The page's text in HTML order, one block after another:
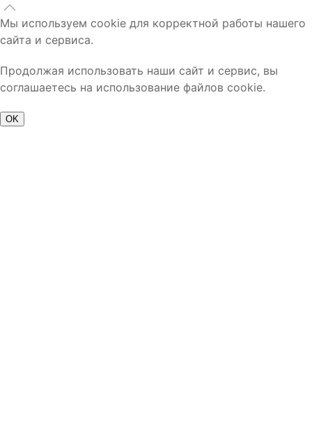
Мы используем cookie для корректной работы нашего
сайта и сервиса.
Продолжая использовать наши сайт и сервис, вы
соглашаетесь на использование файлов cookie.
OK